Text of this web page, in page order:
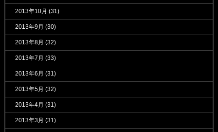
2013年10月 (31)
2013年9月 (30)
2013年8月 (32)
2013年7月 (33)
2013年6月 (31)
2013年5月 (32)
2013年4月 (31)
2013年3月 (31)